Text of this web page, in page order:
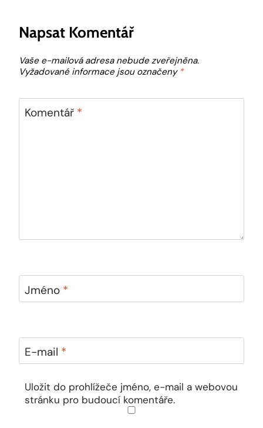
Napsat Komentář
Vaše e-mailová adresa nebude zveřejněna.
Vyžadované informace jsou označeny *
Komentář *
Jméno *
E-mail *
Uložit do prohlížeče jméno, e-mail a webovou
stránku pro budoucí komentáře.